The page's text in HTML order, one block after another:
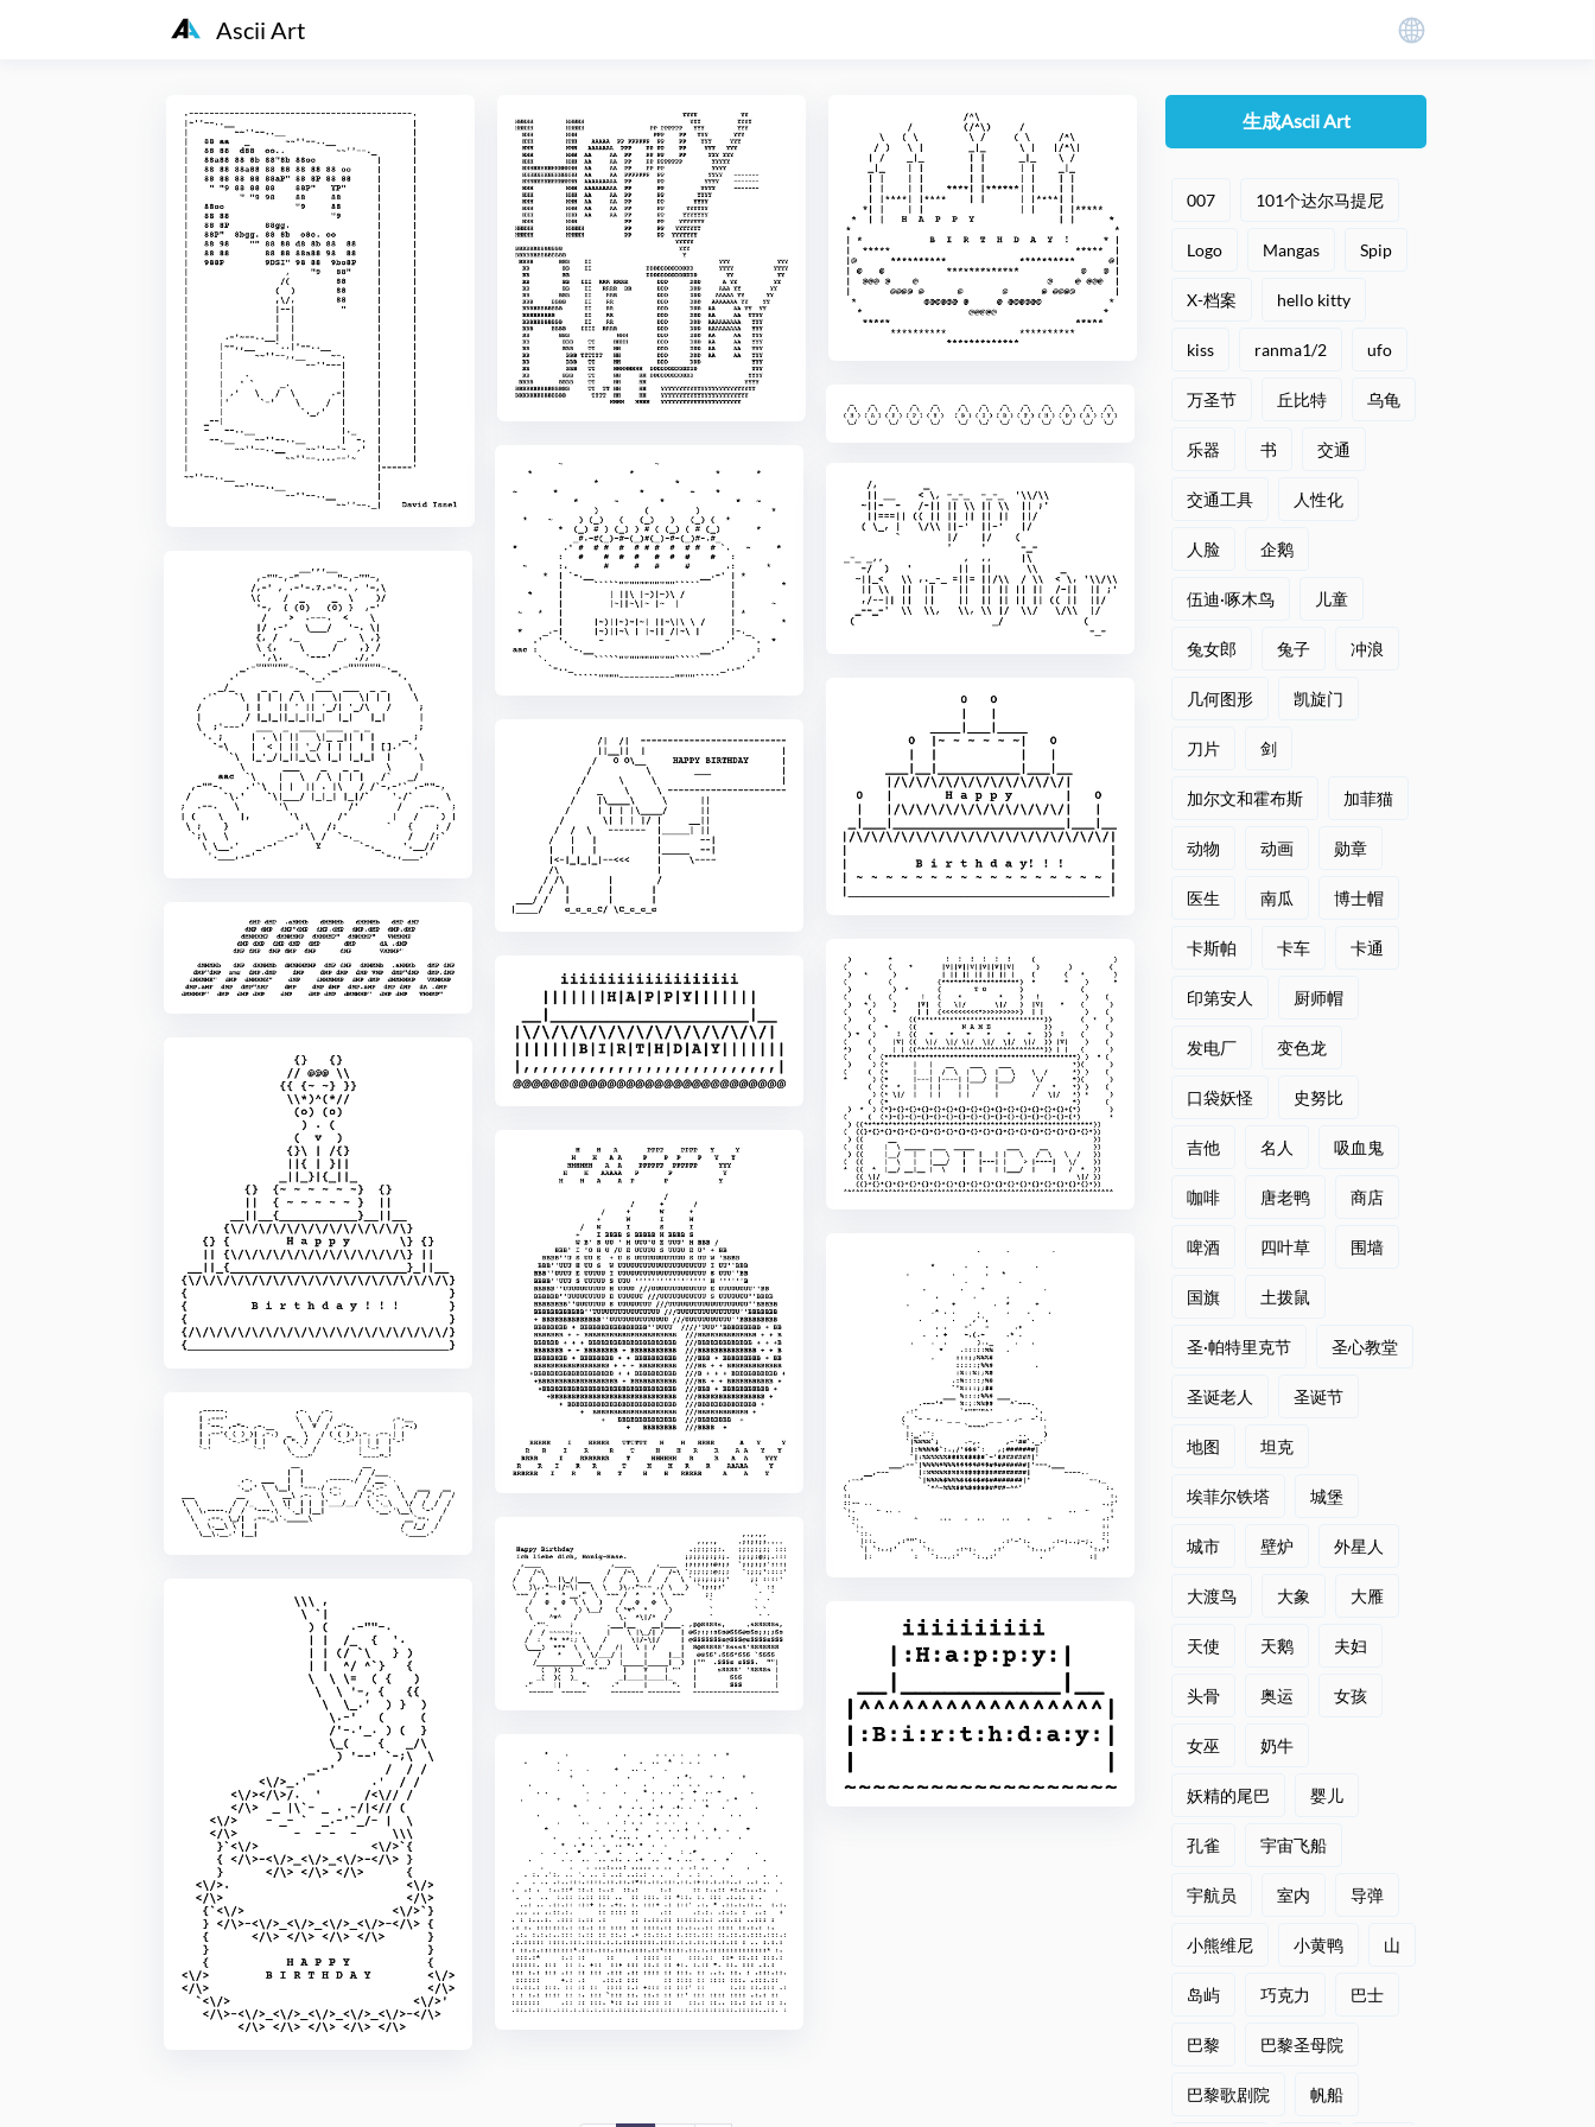
Ascii Art
生成Ascii Art
007 101个达尔马提尼
Logo Mangas Spip
X-档案 hello kitty
kiss ranma1/2 ufo
万圣节 丘比特 乌龟
乐器 书 交通
交通工具 人性化
人脸 企鹅
伍迪·啄木鸟 儿童
兔女郎 兔子 冲浪
几何图形 凯旋门
刀片 剑
加尔文和霍布斯 加菲猫
动物 动画 勋章
医生 南瓜 博士帽
卡斯帕 卡车 卡通
印第安人 厨师帽
发电厂 变色龙
口袋妖怪 史努比
吉他 名人 吸血鬼
咖啡 唐老鸭 商店
啤酒 四叶草 围墙
国旗 土拨鼠
圣·帕特里克节 圣心教堂
圣诞老人 圣诞节
地图 坦克
埃菲尔铁塔 城堡
城市 壁炉 外星人
大渡鸟 大象 大雁
天使 天鹅 夫妇
头骨 奥运 女孩
女巫 奶牛
妖精的尾巴 婴儿
孔雀 宇宙飞船
宇航员 室内 导弹
小熊维尼 小黄鸭 山
岛屿 巧克力 巴士
巴黎 巴黎圣母院
巴黎歌剧院 帆船